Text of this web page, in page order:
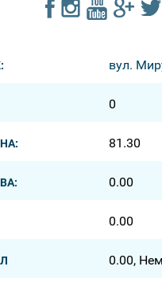
вул.
0
81.30
0.00
0.00
0.00,